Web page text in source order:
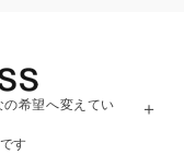
希望へ変えてい
す
＋